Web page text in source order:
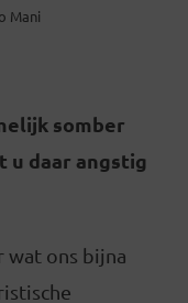
Mani
somber
u daar angstig
wat ons bijna